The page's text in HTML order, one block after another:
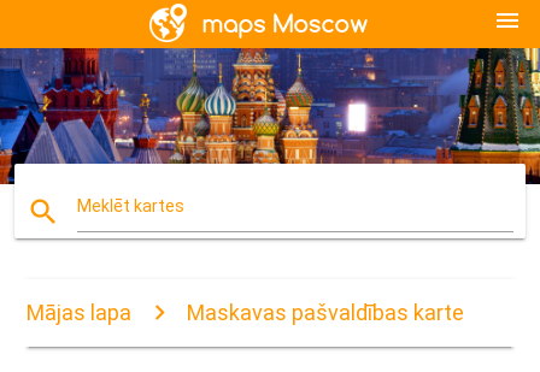
menu
search Meklēt kartes
Mājas lapa Maskavas pašvaldības karte